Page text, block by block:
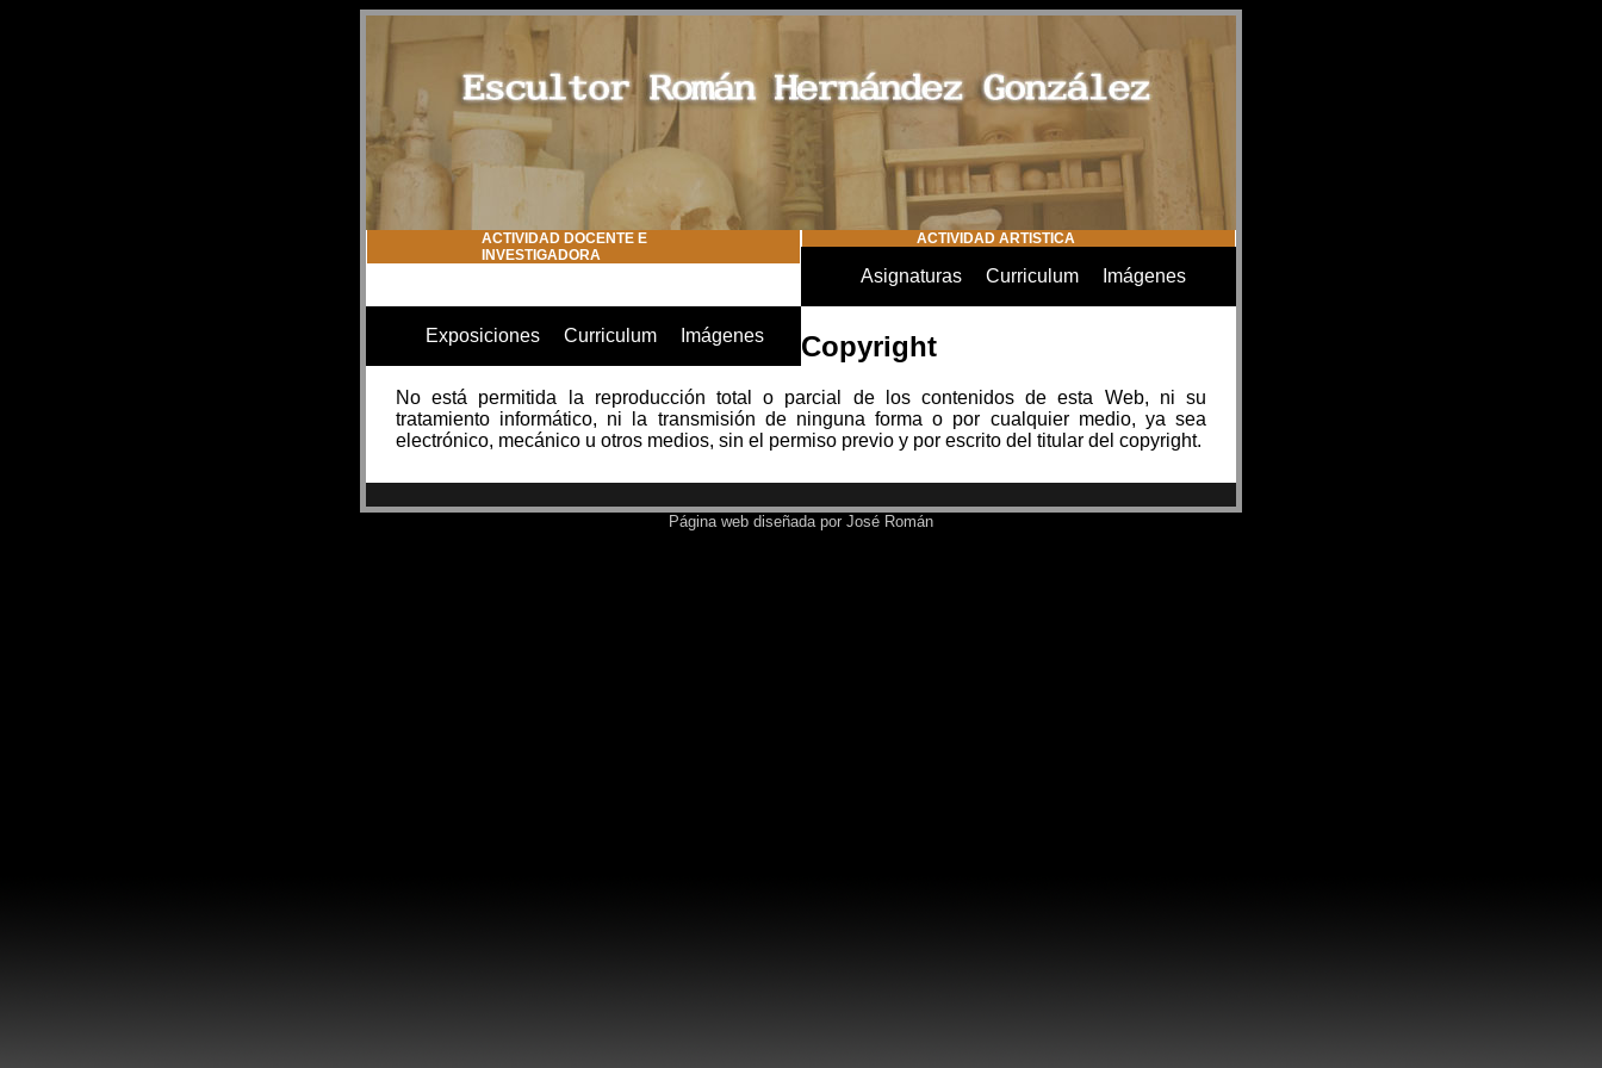
ACTIVIDAD DOCENTE E
INVESTIGADORA
ACTIVIDAD ARTISTICA
Asignaturas Curriculum Imágenes
Exposiciones Curriculum Imágenes Copyright
No está permitida la reproducción total o parcial de los contenidos de esta Web, ni su
tratamiento informático, ni la transmisión de ninguna forma o por cualquier medio, ya sea
electrónico, mecánico u otros medios, sin el permiso previo y por escrito del titular del copyright.
Página web diseñada por José Román